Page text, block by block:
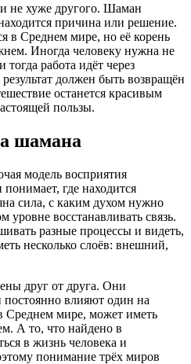
не хуже другого. Шаман
причина или решение.
в Среднем мире, но её корень
Иногда человеку нужна не
работа идёт через
должен быть возвращён
останется красивым
пользы.
шамана
модель восприятия
где находится
сила, с каким духом нужно
уровне восстанавливать связь.
разные процессы и видеть,
несколько слоёв: внешний,
друг от друга. Они
влияют один на
Среднем мире, может иметь
А то, что найдено в
в жизнь человека и
понимание трёх миров